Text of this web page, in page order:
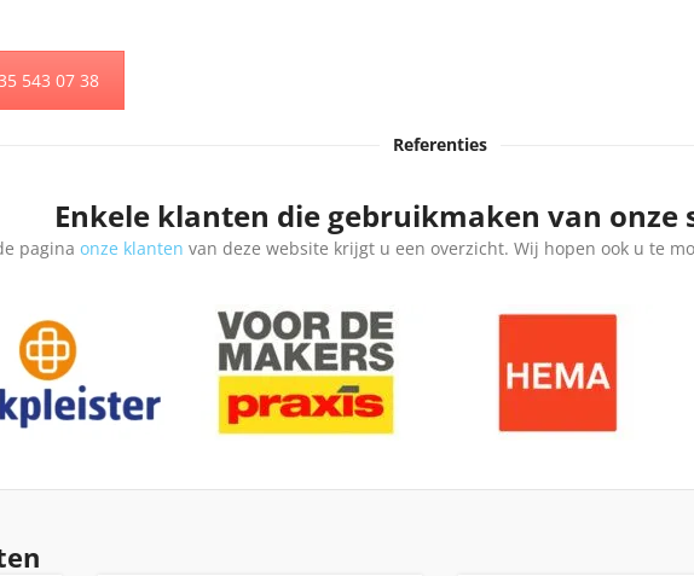
543 07 38
Referenties
Enkele klanten die gebruikmaken van onze
pagina onze klanten van deze website krijgt u een overzicht. Wij hopen ook u te